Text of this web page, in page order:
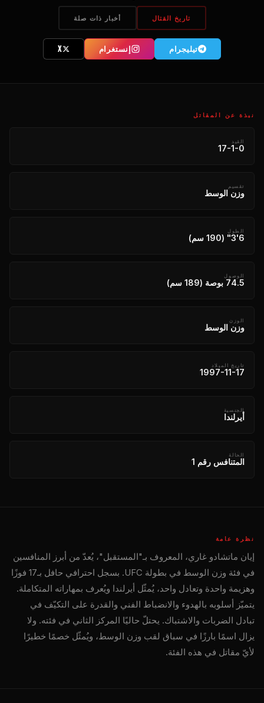
تاريخ القتال أخبار ذات صلة
تیلیجرام إنستغرام X
نبذة عن المقاتل
القيد
17-1-0
تقسيم
وزن الوسط
الطول
6'3" (190 سم)
الوصول
74.5 بوصة (189 سم)
الوزن
وزن الوسط
تاريخ الميلاد
1997-11-17
الجنسية
أيرلندا
الحالة
المتنافس رقم 1
نظرة عامة
إيان ماتشادو غاري، المعروف بـ"المستقبل"، يُعدّ من أبرز المنافسين
في فئة وزن الوسط في بطولة UFC. بسجل احترافي حافل بـ17 فوزًا
وهزيمة واحدة وتعادل واحد، يُمثّل أيرلندا ويُعرف بمهاراته المتكاملة.
يتميّز أسلوبه بالهدوء والانضباط الفني والقدرة على التكيّف في
تبادل الضربات والاشتباك. يحتلّ حاليًا المركز الثاني في فئته. ولا
يزال اسمًا بارزًا في سباق لقب وزن الوسط، ويُمثّل خصمًا خطيرًا
لأيّ مقاتل في هذه الفئة.